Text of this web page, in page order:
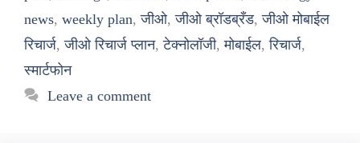
news, weekly plan,जीओ,जीओ ब्रॉडब्रँड,जीओ मोबाईल
रिचार्ज,जीओ रिचार्ज प्लान,टेक्नोलॉजी,मोबाईल,रिचार्ज,
स्मार्टफोन
Leave a comment